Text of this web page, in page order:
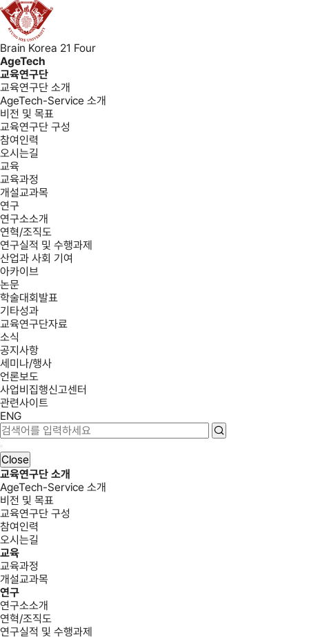
Brain Korea 21 Four
AgeTech
교육연구단
교육연구단 소개
AgeTech-Service 소개
비전 및 목표
교육연구단 구성
참여인력
오시는길
교육
교육과정
개설교과목
연구
연구소소개
연혁/조직도
연구실적 및 수행과제
산업과 사회 기여
아카이브
논문
학술대회발표
기타성과
교육연구단자료
소식
공지사항
세미나/행사
언론보도
사업비집행신고센터
관련사이트
ENG
Close
교육연구단 소개
AgeTech-Service 소개
비전 및 목표
교육연구단 구성
참여인력
오시는길
교육
교육과정
개설교과목
연구
연구소소개
연혁/조직도
연구실적 및 수행과제